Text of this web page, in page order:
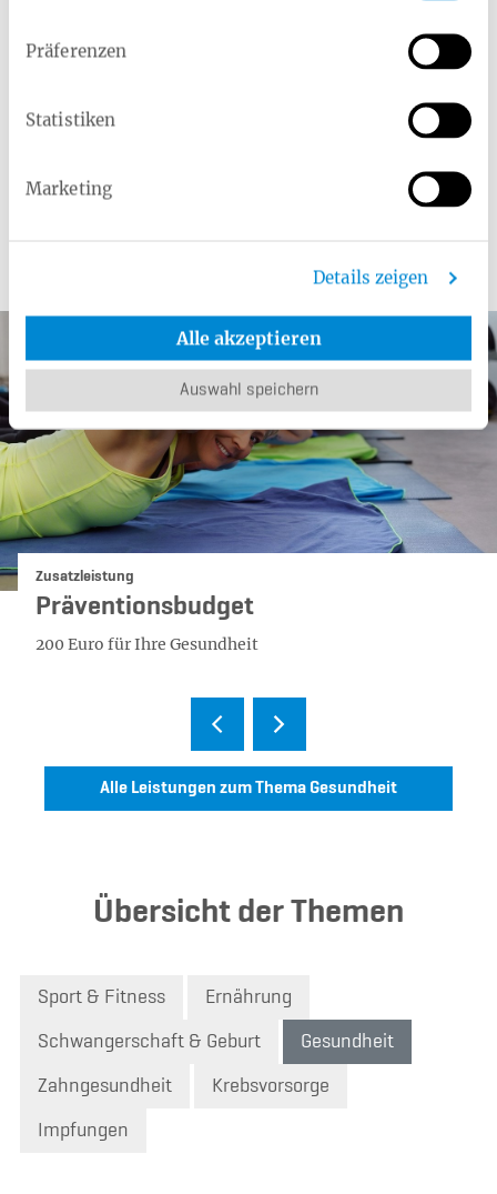
Präferenzen
Statistiken
Marketing
Details zeigen
Alle akzeptieren
Auswahl speichern
Krankenkasse
Kategorie:
Zusatzleistung
Präventionsbudget
200 Euro für Ihre Gesundheit
Alle Leistungen zum Thema Gesundheit
Übersicht der Themen
Sport & Fitness Ernährung
Schwangerschaft & Geburt Gesundheit
Zahngesundheit Krebsvorsorge
Impfungen